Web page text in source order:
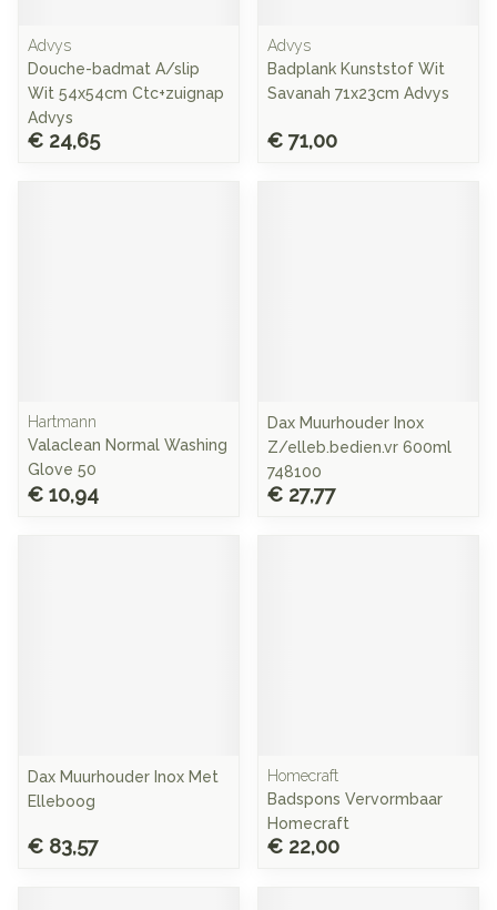
Advys
Douche-badmat A/slip
Wit 54x54cm Ctc+zuignap
Advys
€ 24,65
Advys
Badplank Kunststof Wit
Savanah 71x23cm Advys
€ 71,00
Hartmann
Valaclean Normal Washing
Glove 50
€ 10,94
Dax Muurhouder Inox
Z/elleb.bedien.vr 600ml
748100
€ 27,77
Dax Muurhouder Inox Met
Elleboog
€ 83,57
Homecraft
Badspons Vervormbaar
Homecraft
€ 22,00